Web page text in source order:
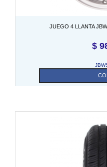
JUEGO 4 LLANTA
$